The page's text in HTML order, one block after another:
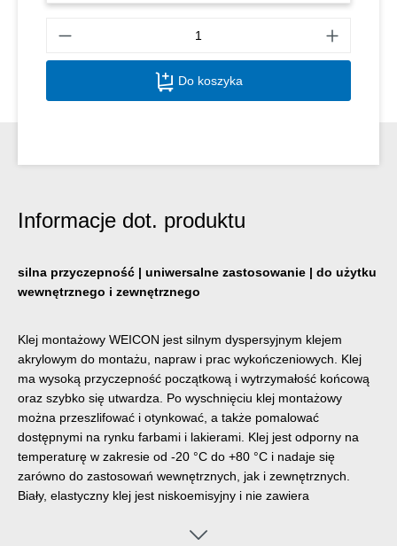
Do koszyka
Informacje dot. produktu
silna przyczepność | uniwersalne zastosowanie | do użytku
wewnętrznego i zewnętrznego
Klej montażowy WEICON jest silnym dyspersyjnym klejem
akrylowym do montażu, napraw i prac wykończeniowych. Klej
ma wysoką przyczepność początkową i wytrzymałość końcową
oraz szybko się utwardza. Po wyschnięciu klej montażowy
można przeszlifować i otynkować, a także pomalować
dostępnymi na rynku farbami i lakierami. Klej jest odporny na
temperaturę w zakresie od -20 °C do +80 °C i nadaje się
zarówno do zastosowań wewnętrznych, jak i zewnętrznych.
Biały, elastyczny klej jest niskoemisyjny i nie zawiera
zastosowanie i może być używany w wielu różnych